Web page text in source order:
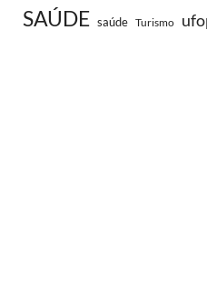
SAÚDE saúde Turismo